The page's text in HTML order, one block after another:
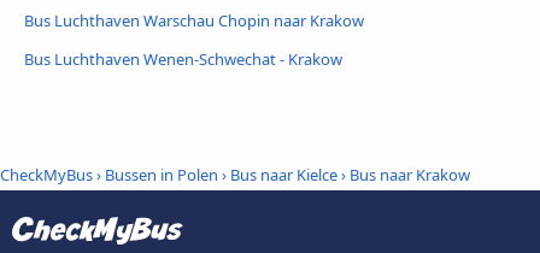
Bus Luchthaven Warschau Chopin naar Krakow
Bus Luchthaven Wenen-Schwechat - Krakow
CheckMyBus› Bussen in Polen › Bus naar Kielce› Bus naar Krakow